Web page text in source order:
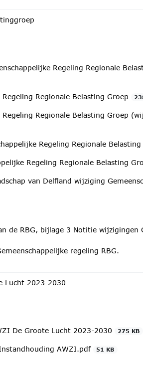
Regeling Regionale
Regionale Belasting Groep
Regionale Belasting Groep
Regeling Regionale Belasting
Regeling Regionale Belasting
van Delfland wijziging
de RBG, bijlage 3 Notitie wijzigingen
regeling RBG.
Lucht 2023-2030
De Groote Lucht 2023-2030 275 KB
AWZI.pdf 51 KB